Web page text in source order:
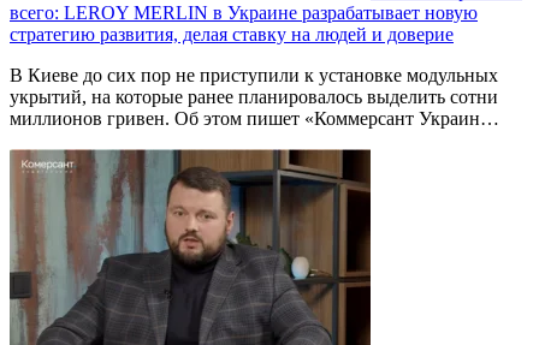
всего: LEROY MERLIN в Украине разрабатывает новую
стратегию развития, делая ставку на людей и доверие
В Киеве до сих пор не приступили к установке модульных
укрытий, на которые ранее планировалось выделить сотни
миллионов гривен. Об этом пишет «Коммерсант Украин…